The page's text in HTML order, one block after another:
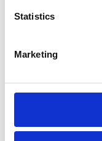
Statistics
Marketing